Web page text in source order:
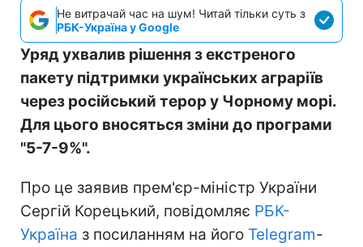
Не витрачай час на шум! Читай тільки суть з
РБК-Україна у Google
Уряд ухвалив рішення з екстреного
пакету підтримки українських аграріїв
через російський терор у Чорному морі.
Для цього вносяться зміни до програми
"5-7-9%".
Про це заявив прем'єр-міністр України
Сергій Корецький, повідомляє РБК-
Україна з посиланням на його Telegram-